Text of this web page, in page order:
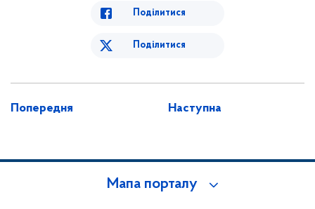
Поділитися
Поділитися
Попередня Наступна
Мапа порталу